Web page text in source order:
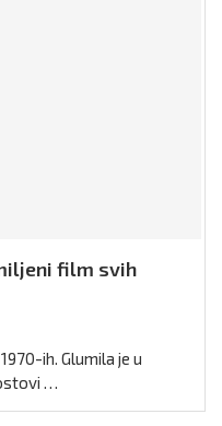
film svih
ih. Glumila je u
…